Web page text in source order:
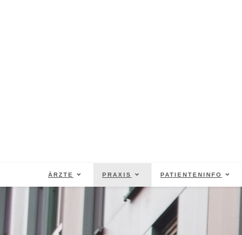
ÄRZTE PRAXIS PATIENTENINFO